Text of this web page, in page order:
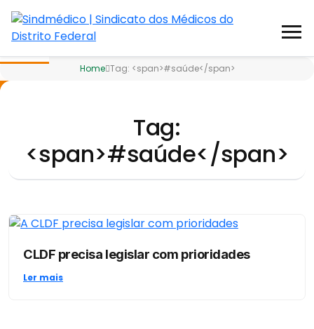
Home Tag: <span>#saúde</span>
Tag:
<span>#saúde</span>
CLDF precisa legislar com prioridades
Ler mais